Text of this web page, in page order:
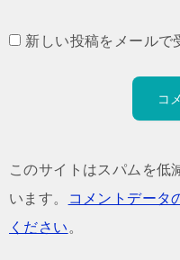
新しい投稿をメールで
このサイトはスパムを
います。
コメントデータ
ください 。